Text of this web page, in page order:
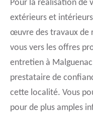
Pour la réalisation de
extérieurs et
œuvre des travaux de
vous vers les offres
entretien à
prestataire de
cette localité. Vous
pour de plus amples